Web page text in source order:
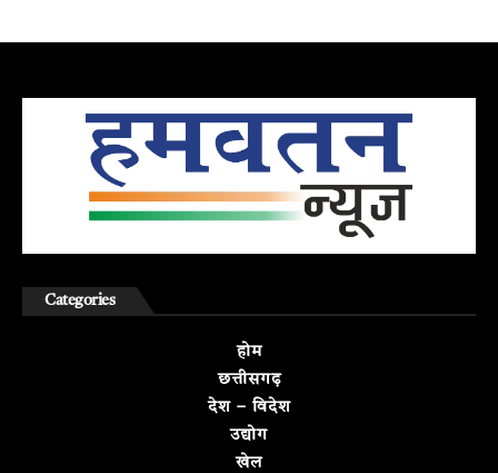
Categories
होम
छत्तीसगढ़
देश – विदेश
उद्योग
खेल